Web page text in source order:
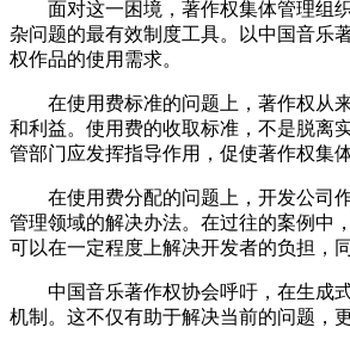
面对这一困境，著作权集体管理组织
杂问题的最有效制度工具。以中国音乐
权作品的使用需求。
在使用费标准的问题上，著作权从来
和利益。使用费的收取标准，不是脱离
管部门应发挥指导作用，促使著作权集
在使用费分配的问题上，开发公司作
管理领域的解决办法。在过往的案例中
可以在一定程度上解决开发者的负担，
中国音乐著作权协会呼吁，在生成式
机制。这不仅有助于解决当前的问题，